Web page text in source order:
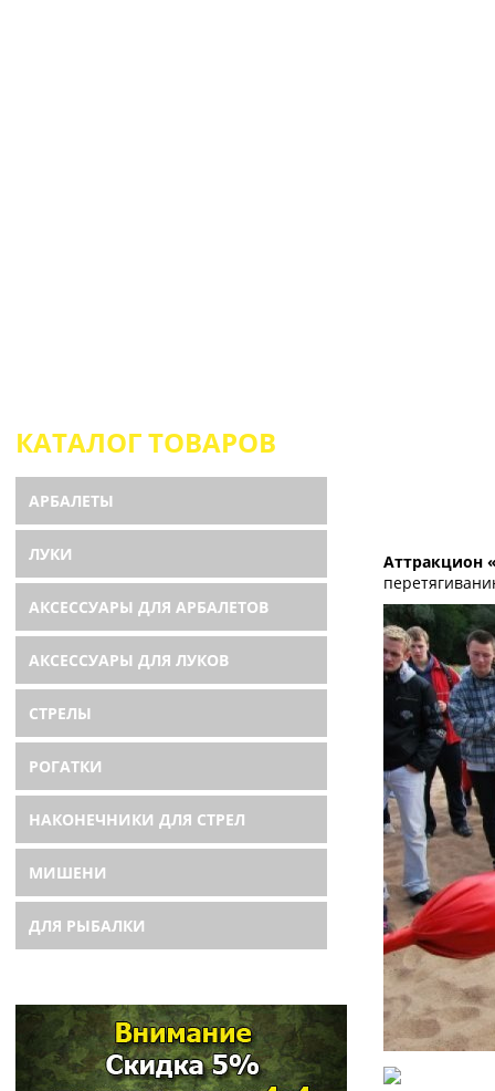
КАТАЛОГ ТОВАРОВ
АРБАЛЕТЫ
ЛУКИ
АКСЕССУАРЫ ДЛЯ АРБАЛЕТОВ
АКСЕССУАРЫ ДЛЯ ЛУКОВ
СТРЕЛЫ
РОГАТКИ
НАКОНЕЧНИКИ ДЛЯ СТРЕЛ
МИШЕНИ
ДЛЯ РЫБАЛКИ
Аттракцион